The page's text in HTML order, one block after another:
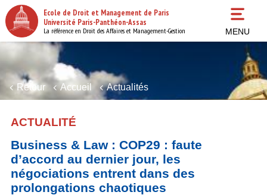
Aller
au
contenu
principal
Ecole de Droit et Management de Paris
Université Paris-Panthéon-Assas
La référence en Droit des Affaires et Management-Gestion MENU
Retour Accueil Actualités
ACTUALITÉ
Business & Law : COP29 : faute
d’accord au dernier jour, les
négociations entrent dans des
prolongations chaotiques